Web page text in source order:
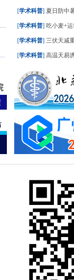
[学术科普] 夏日防中
[学术科普] 吃小麦+
[学术科普] 三伏天减重
[学术科普] 高温天易